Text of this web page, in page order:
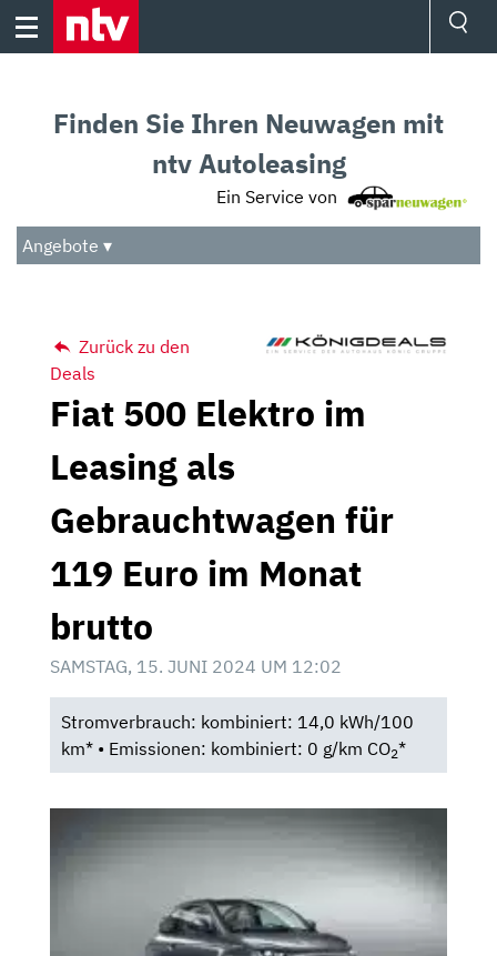
Skip
Audio
Das Beste
Finden Sie Ihren Neuwagen mit
ntv Autoleasing
Ein Service von
Angebote ▾
Zurück zu den
Deals
Fiat 500 Elektro im
Leasing als
Gebrauchtwagen für
119 Euro im Monat
brutto
SAMSTAG, 15. JUNI 2024 UM 12:02
Stromverbrauch: kombiniert: 14,0 kWh/100
km* • Emissionen: kombiniert: 0 g/km CO2*